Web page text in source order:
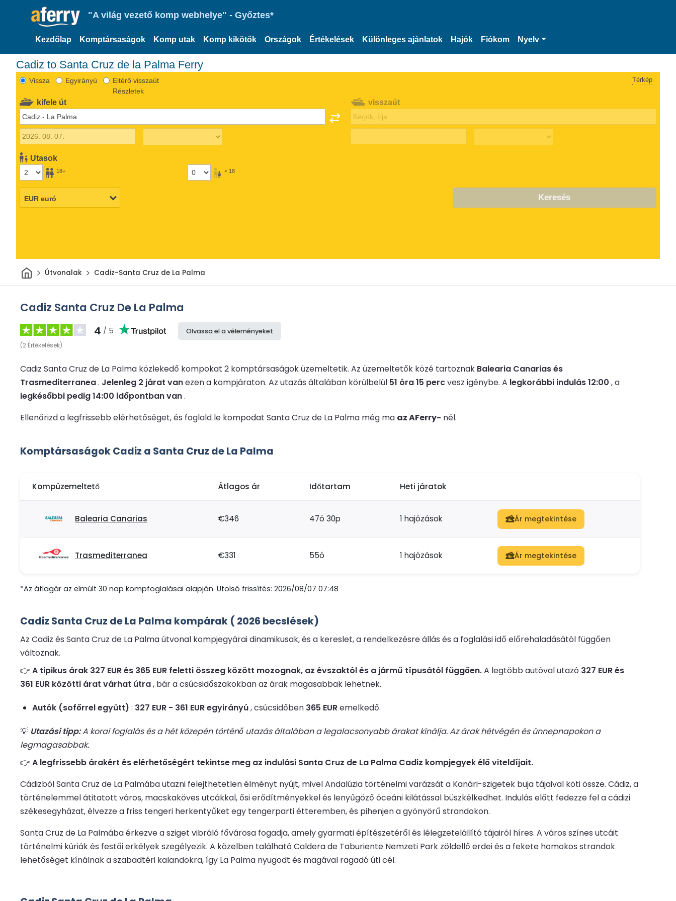
"A világ vezető komp webhelye" - Győztes*
Kezdőlap Komptársaságok Komp utak Komp kikötők Országok Értékelések Különleges ajánlatok Hajók Fiókom Nyelv
Cadiz to Santa Cruz de la Palma Ferry
Vissza Egyirányú
Eltérő visszaút
Részletek
Térkép
kifele út
Utasok
18+ < 18
visszaút
Keresés
Otthon
Útvonalak Cadiz-Santa Cruz de La Palma
Cadiz Santa Cruz De La Palma
4 / 5
(2 Értékelések)
Olvassa el a véleményeket
Cadiz Santa Cruz de La Palma közlekedő kompokat 2 komptársaságok üzemeltetik. Az üzemeltetők közé tartoznak Balearia Canarias és
Trasmediterranea. Jelenleg 2 járat vanezen a kompjáraton. Az utazás általában körülbelül 51 óra 15 percvesz igénybe. A legkorábbi indulás 12:00 , a
legkésőbbi pedig 14:00 időpontban van.
Ellenőrizd a legfrissebb elérhetőséget, és foglald le kompodat Santa Cruz de La Palma még ma az AFerry- nél.
Komptársaságok Cadiz a Santa Cruz de La Palma
Kompüzemeltető Átlagos ár Időtartam Heti járatok
Balearia Canarias €346 47ó 30p 1 hajózások Ár megtekintése
Trasmediterranea €331 55ó 1 hajózások Ár megtekintése
*Az átlagár az elmúlt 30 nap kompfoglalásai alapján. Utolsó frissítés: 2026/08/07 07:48
Cadiz Santa Cruz de La Palma kompárak ( 2026 becslések)
Az Cadiz és Santa Cruz de La Palma útvonal kompjegyárai dinamikusak, és a kereslet, a rendelkezésre állás és a foglalási idő előrehaladásától függően
változnak.
👉 A tipikus árak 327 EUR és 365 EUR feletti összeg között mozognak, az évszaktól és a jármű típusától függően.A legtöbb autóval utazó 327 EUR és
361 EUR közötti árat várhat útra, bár a csúcsidőszakokban az árak magasabbak lehetnek.
Autók (sofőrrel együtt) : 327 EUR - 361 EUR egyirányú, csúcsidőben 365 EURemelkedő.
💡 Utazási tipp:A korai foglalás és a hét közepén történő utazás általában a legalacsonyabb árakat kínálja. Az árak hétvégén és ünnepnapokon a
legmagasabbak.
👉 A legfrissebb árakért és elérhetőségért tekintse meg az indulási Santa Cruz de La Palma Cadiz kompjegyek élő viteldíjait.
Cádizból Santa Cruz de La Palmába utazni felejthetetlen élményt nyújt, mivel Andalúzia történelmi varázsát a Kanári-szigetek buja tájaival köti össze. Cádiz, a
történelemmel átitatott város, macskaköves utcákkal, ősi erődítményekkel és lenyűgöző óceáni kilátással büszkélkedhet. Indulás előtt fedezze fel a cádizi
székesegyházat, élvezze a friss tengeri herkentyűket egy tengerparti étteremben, és pihenjen a gyönyörű strandokon.
Santa Cruz de La Palmába érkezve a sziget vibráló fővárosa fogadja, amely gyarmati építészetéről és lélegzetelállító tájairól híres. A város színes utcáit
történelmi kúriák és festői erkélyek szegélyezik. A közelben található Caldera de Taburiente Nemzeti Park zöldellő erdei és a fekete homokos strandok
lehetőséget kínálnak a szabadtéri kalandokra, így La Palma nyugodt és magával ragadó úti cél.